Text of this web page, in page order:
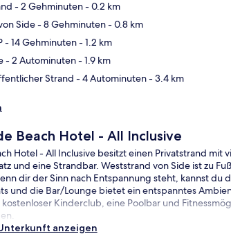
- 2 Gehminuten- 0.2 km
Side- 8 Gehminuten- 0.8 km
- 14 Gehminuten- 1.2 km
- 2 Autominuten- 1.9 km
Strand - 4 Autominuten- 3.4 km
Beach Hotel - All Inclusive
Hotel - All Inclusive besitzt einen Privatstrand
und eine Strandbar. Weststrand von Side ist zu
dir der Sinn nach Entspannung steht, kannst du
und die Bar/Lounge bietet ein entspanntes
Kinderclub, eine Poolbar und
anzeigen